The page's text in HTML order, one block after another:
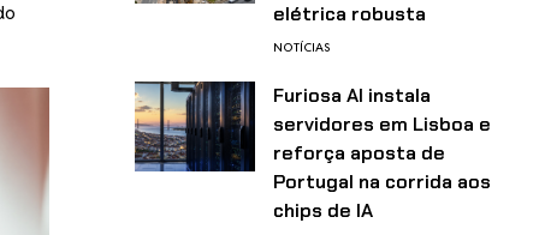
elétrica robusta
NOTÍCIAS
Furiosa AI instala
servidores em Lisboa e
reforça aposta de
Portugal na corrida aos
chips de IA